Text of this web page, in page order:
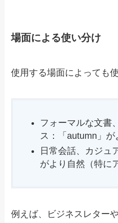
場面による使い分け
使用する場面によっても
フォーマルな文書
ス：「autumn」が
日常会話、カジュ
がより自然（特に
例えば、ビジネスレター